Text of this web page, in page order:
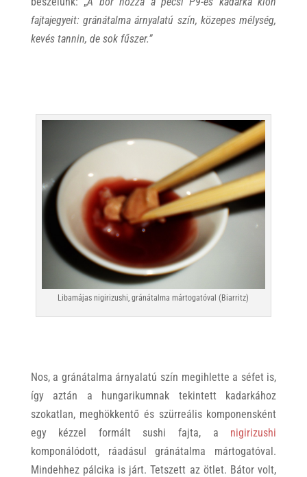
fajtajegyeit: gránátalma árnyalatú szín, közepes mélység,
kevés tannin, de sok fűszer.”
Libamájas nigirizushi, gránátalma mártogatóval (Biarritz)
Nos, a gránátalma árnyalatú szín megihlette a séfet is,
így aztán a hungarikumnak tekintett kadarkához
szokatlan, meghökkentő és szürreális komponensként
egy kézzel formált sushi fajta, a nigirizushi
komponálódott, ráadásul gránátalma mártogatóval.
Mindehhez pálcika is járt. Tetszett az ötlet. Bátor volt,